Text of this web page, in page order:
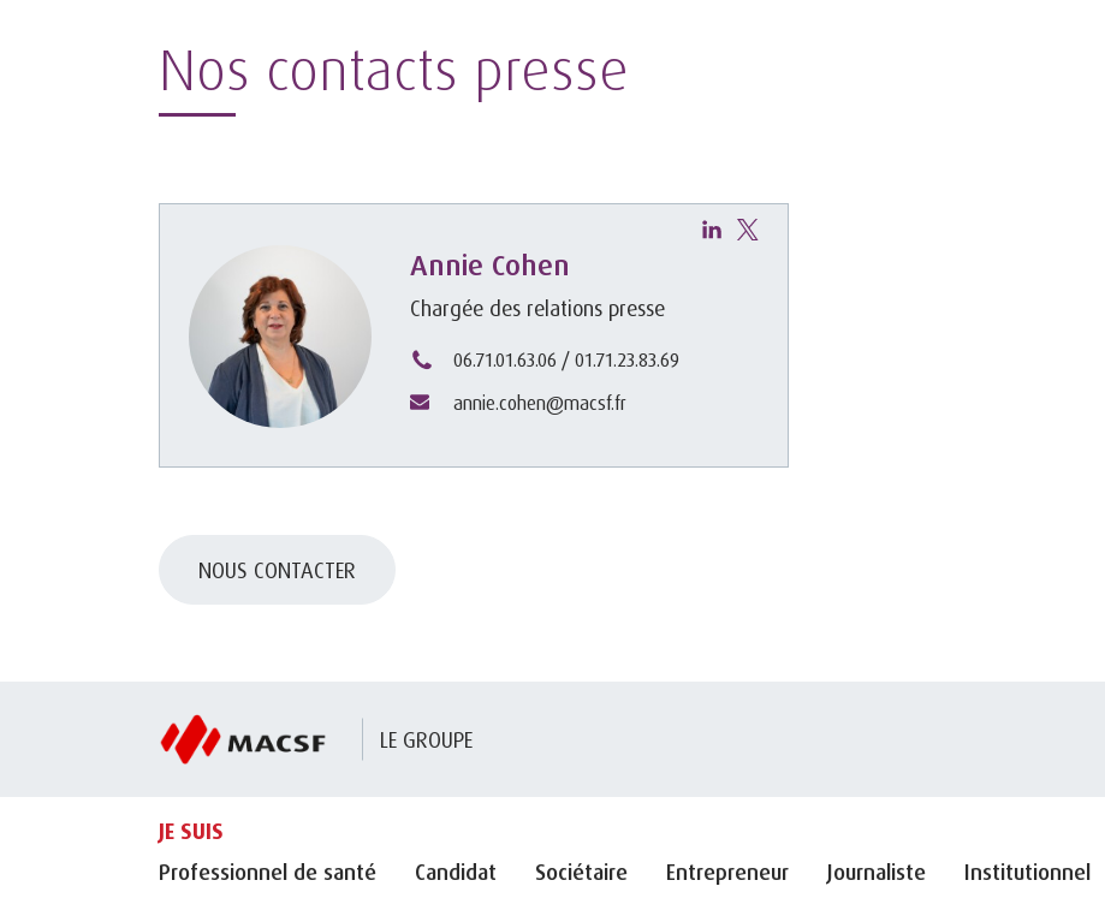
Nos contacts presse
Annie Cohen
Chargée des relations presse
06.71.01.63.06 / 01.71.23.83.69
annie.cohen@macsf.fr
NOUS CONTACTER
LE GROUPE
JE SUIS
Professionnel de santé
Candidat Sociétaire Entrepreneur Journaliste Institutionnel